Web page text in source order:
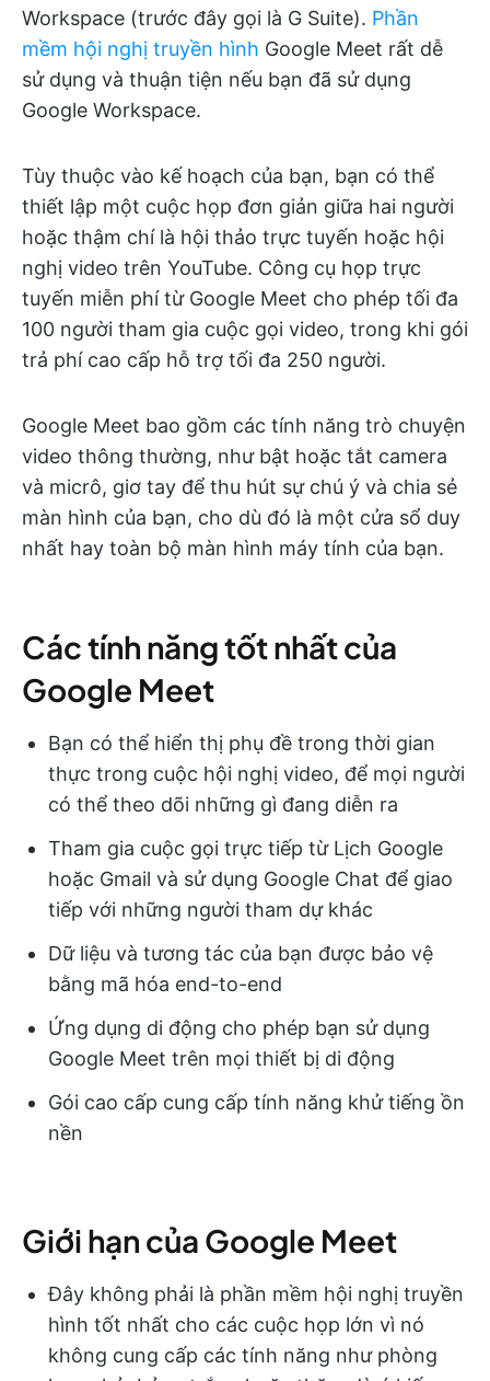
Workspace (trước đây gọi là G Suite). Phần
mềm hội nghị truyền hình Google Meet rất dễ
sử dụng và thuận tiện nếu bạn đã sử dụng
Google Workspace.
Tùy thuộc vào kế hoạch của bạn, bạn có thể
thiết lập một cuộc họp đơn giản giữa hai người
hoặc thậm chí là hội thảo trực tuyến hoặc hội
nghị video trên YouTube. Công cụ họp trực
tuyến miễn phí từ Google Meet cho phép tối đa
100 người tham gia cuộc gọi video, trong khi gói
trả phí cao cấp hỗ trợ tối đa 250 người.
Google Meet bao gồm các tính năng trò chuyện
video thông thường, như bật hoặc tắt camera
và micrô, giơ tay để thu hút sự chú ý và chia sẻ
màn hình của bạn, cho dù đó là một cửa sổ duy
nhất hay toàn bộ màn hình máy tính của bạn.
Các tính năng tốt nhất của
Google Meet
Bạn có thể hiển thị phụ đề trong thời gian
thực trong cuộc hội nghị video, để mọi người
có thể theo dõi những gì đang diễn ra
Tham gia cuộc gọi trực tiếp từ Lịch Google
hoặc Gmail và sử dụng Google Chat để giao
tiếp với những người tham dự khác
Dữ liệu và tương tác của bạn được bảo vệ
bằng mã hóa end-to-end
Ứng dụng di động cho phép bạn sử dụng
Google Meet trên mọi thiết bị di động
Gói cao cấp cung cấp tính năng khử tiếng ồn
nền
Giới hạn của Google Meet
Đây không phải là phần mềm hội nghị truyền
hình tốt nhất cho các cuộc họp lớn vì nó
không cung cấp các tính năng như phòng